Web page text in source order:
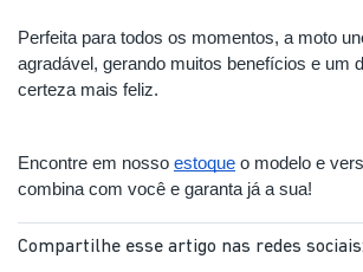
Perfeita para todos os momentos, a moto
agradável, gerando muitos benefícios e um
certeza mais feliz.
Encontre em nosso estoque o modelo e
combina com você e garanta já a sua!
Compartilhe esse artigo nas redes sociais: